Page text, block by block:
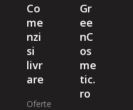
Co
me
nzi
si
livr
are
Oferte
Gr
ee
nC
os
me
tic.
ro